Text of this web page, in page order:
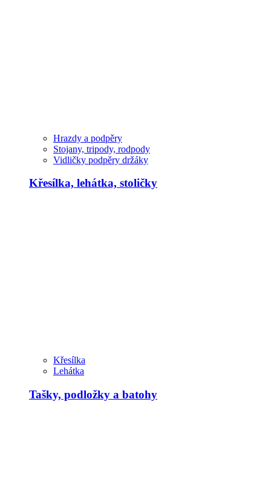
Hrazdy a podpěry
Stojany, tripody, rodpody
Vidličky podpěry držáky
Křesílka, lehátka, stoličky
Křesílka
Lehátka
Tašky, podložky a batohy